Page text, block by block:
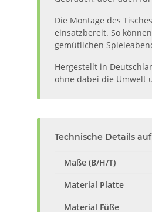
Die Montage des
einsatzbereit. So
gemütlichen
Hergestellt in
ohne dabei die Umwelt
Technische Details
Maße (B/H/T)
Material Platte
Material Füße